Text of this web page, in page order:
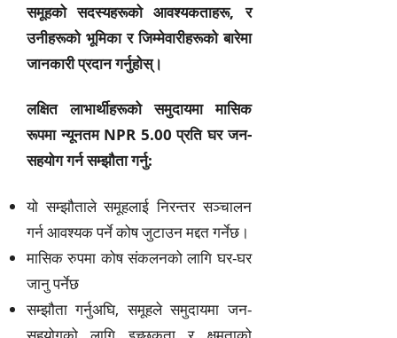
समूहको सदस्यहरूको आवश्यकताहरू, र
उनीहरूको भूमिका र जिम्मेवारीहरूको बारेमा
जानकारी प्रदान गर्नुहोस्।
लक्षित लाभार्थीहरूको समुदायमा मासिक
रूपमा न्यूनतम NPR 5.00 प्रति घर जन-
सहयोग गर्न सम्झौता गर्नु:
यो सम्झौताले समूहलाई निरन्तर सञ्चालन
गर्न आवश्यक पर्ने कोष जुटाउन मद्दत गर्नेछ।
मासिक रुपमा कोष संकलनको लागि घर-घर
जानु पर्नेछ
सम्झौता गर्नुअघि, समूहले समुदायमा जन-